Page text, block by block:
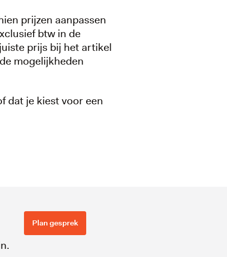
prijzen aanpassen
btw in de
prijs bij het artikel
mogelijkheden
dat je kiest voor een
Plan gesprek